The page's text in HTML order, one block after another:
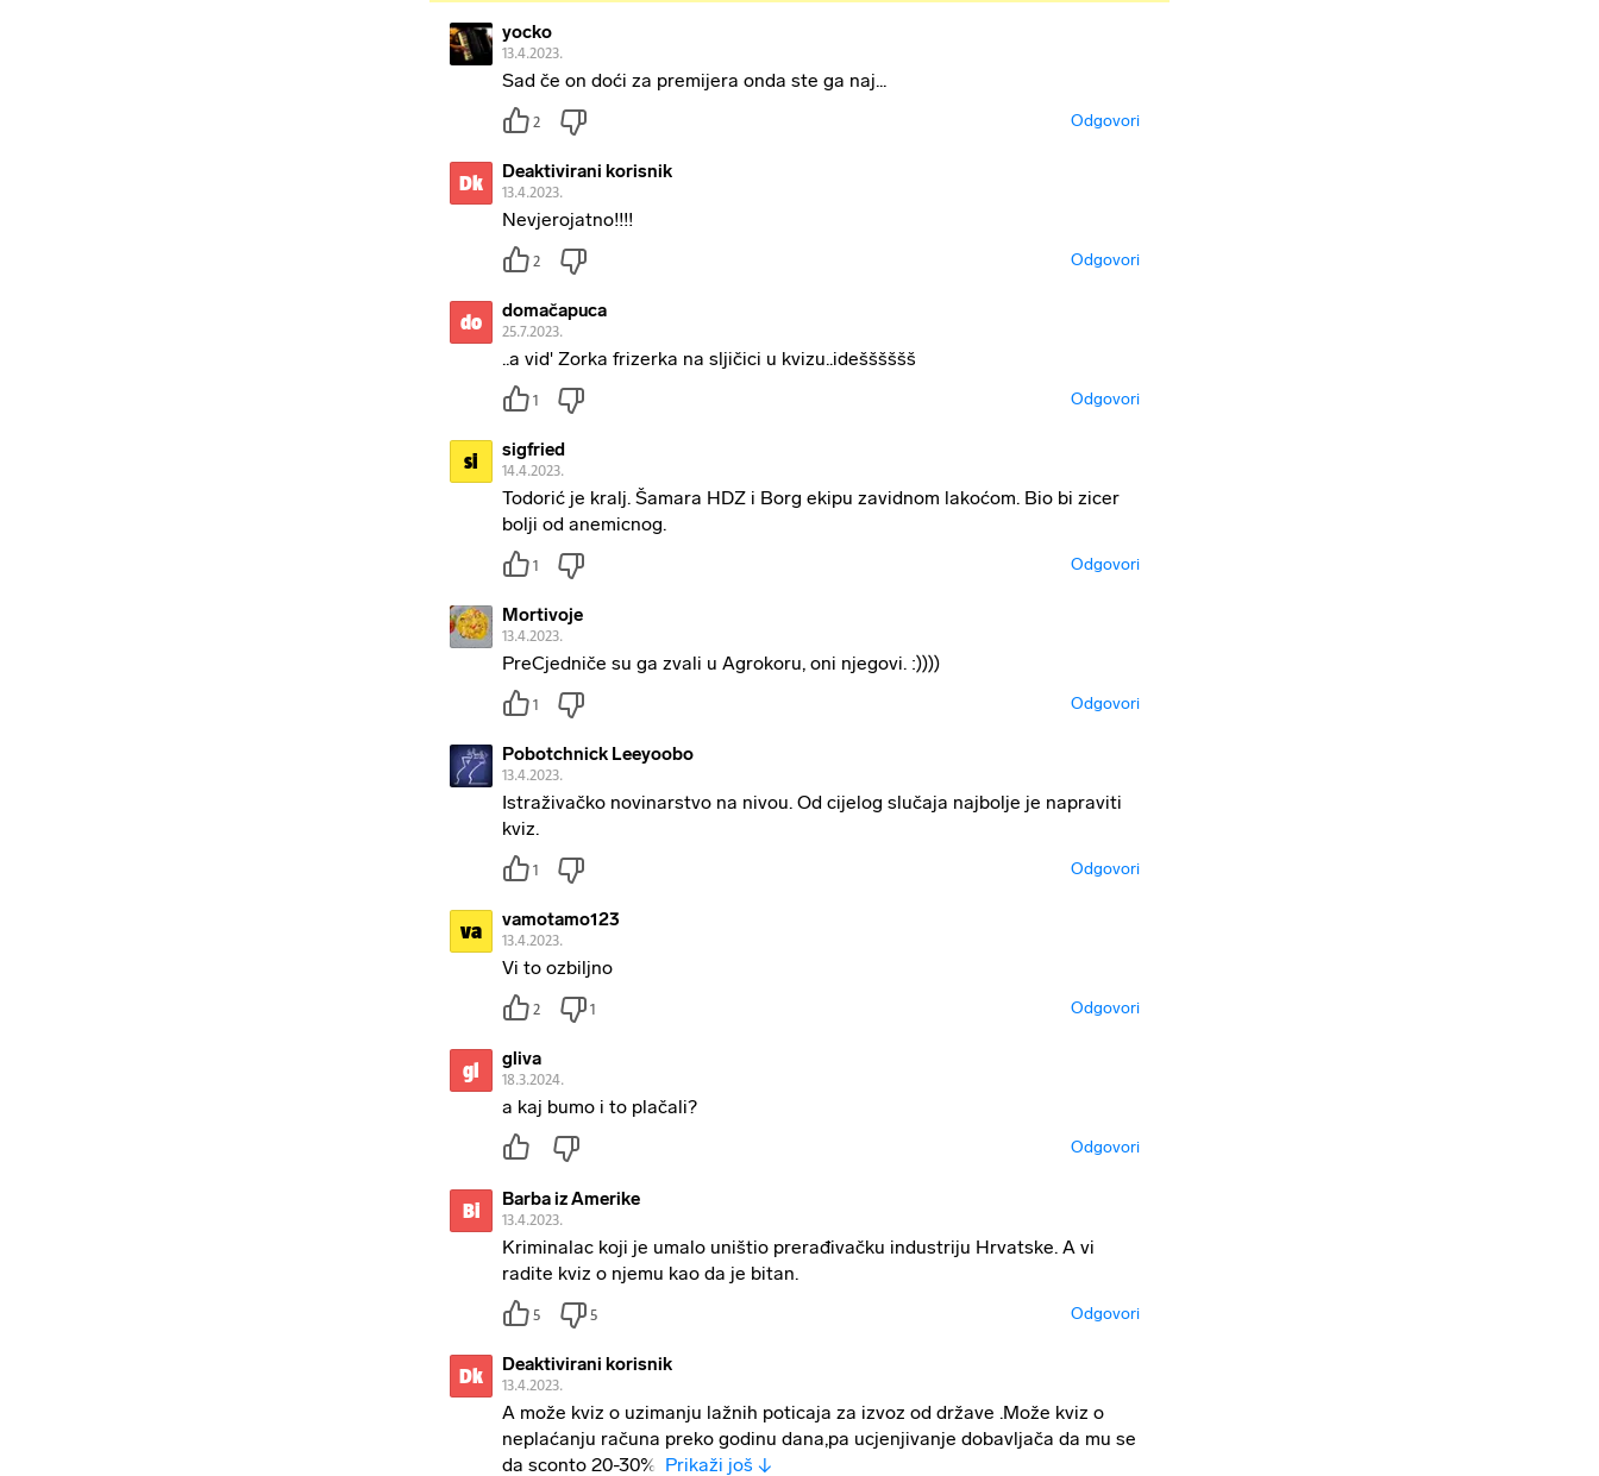
yocko
13.4.2023.
Sad če on doći za premijera onda ste ga naj...
2 Odgovori
Dk Deaktivirani korisnik
13.4.2023.
Nevjerojatno!!!!
2 Odgovori
do domačapuca
25.7.2023.
..a vid' Zorka frizerka na sljičici u kvizu..idešššššš
1 Odgovori
si sigfried
14.4.2023.
Todorić je kralj. Šamara HDZ i Borg ekipu zavidnom lakoćom. Bio bi zicer
bolji od anemicnog.
1 Odgovori
Mortivoje
13.4.2023.
PreCjedniče su ga zvali u Agrokoru, oni njegovi. :))))
1 Odgovori
Pobotchnick Leeyoobo
13.4.2023.
Istraživačko novinarstvo na nivou. Od cijelog slučaja najbolje je napraviti
kviz.
1 Odgovori
va vamotamo123
13.4.2023.
Vi to ozbiljno
2 1 Odgovori
gl gliva
18.3.2024.
a kaj bumo i to plačali?
Odgovori
Bi Barba iz Amerike
13.4.2023.
Kriminalac koji je umalo uništio prerađivačku industriju Hrvatske. A vi
radite kviz o njemu kao da je bitan.
5 5 Odgovori
Dk Deaktivirani korisnik
13.4.2023.
A može kviz o uzimanju lažnih poticaja za izvoz od države .Može kviz o
neplaćanju računa preko godinu dana,pa ucjenjivanje dobavljača da mu se
da sconto 20-30%, Prikaži još ↓